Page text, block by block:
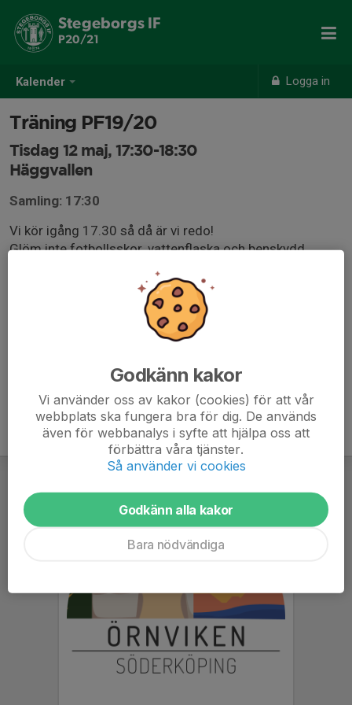
Kalender Logga in
Stegeborgs IF
P20/21
Träning PF19/20
Tisdag 12 maj, 17:30-18:30
Häggvallen
Samling: 17:30
Vi kör igång 17.30 så då är vi redo!
Glöm inte fotbollsskor, vattenflaska och benskydd.
Godkänn kakor
Vi använder oss av kakor (cookies) för att vår
webbplats ska fungera bra för dig. De används
även för webbanalys i syfte att hjälpa oss att
förbättra våra tjänster.
Så använder vi cookies
Godkänn alla kakor
Bara nödvändiga